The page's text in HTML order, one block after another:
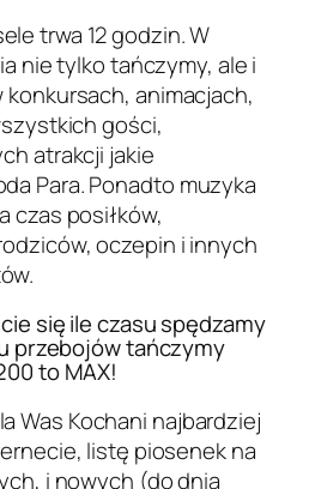
trwa 12 godzin. W
nie tylko tańczymy, ale i
konkursach, animacjach,
gości,
atrakcji jakie
Para. Ponadto muzyka
czas posiłków,
oczepin i innych
się ile czasu spędzamy
przebojów tańczymy
to MAX!
Was Kochani najbardziej
listę piosenek na
i nowych (do dnia